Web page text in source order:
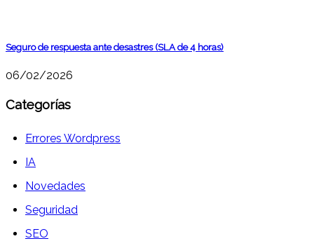
Seguro de respuesta ante desastres (SLA de 4 horas)
06/02/2026
Categorías
Errores Wordpress
IA
Novedades
Seguridad
SEO